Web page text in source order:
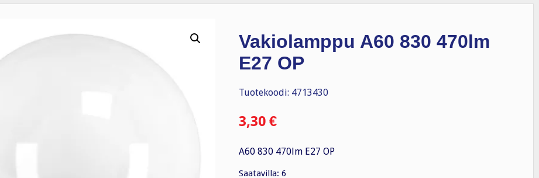
Vakiolamppu A60 830 470lm
E27 OP
Tuotekoodi: 4713430
3,30 €
A60 830 470lm E27 OP
Saatavilla: 6